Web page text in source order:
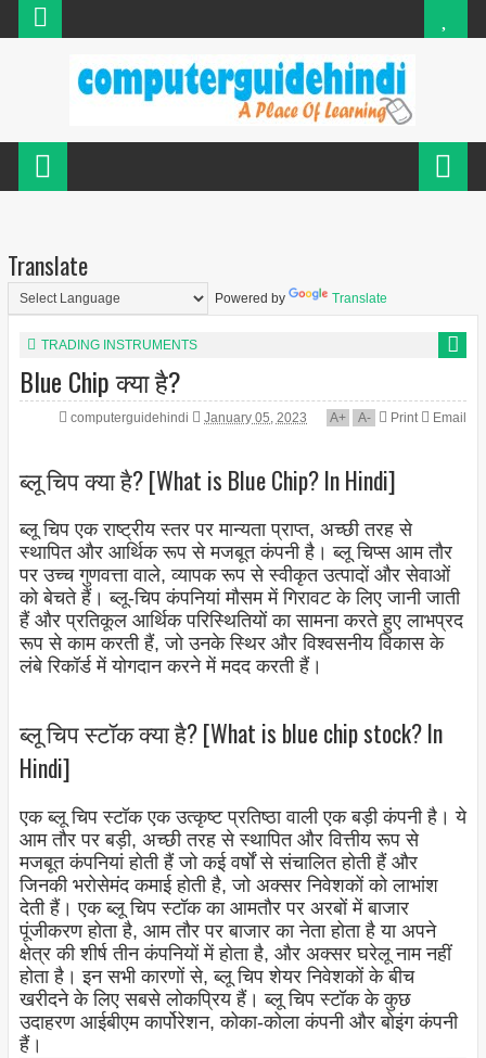
Translate
Powered by Translate
TRADING INSTRUMENTS
Blue Chip क्या है?
computerguidehindi January 05, 2023 A+ A- Print Email
ब्लू चिप क्या है? [What is Blue Chip? In Hindi]
ब्लू चिप एक राष्ट्रीय स्तर पर मान्यता प्राप्त, अच्छी तरह से
स्थापित और आर्थिक रूप से मजबूत कंपनी है। ब्लू चिप्स आम तौर
पर उच्च गुणवत्ता वाले, व्यापक रूप से स्वीकृत उत्पादों और सेवाओं
को बेचते हैं। ब्लू-चिप कंपनियां मौसम में गिरावट के लिए जानी जाती
हैं और प्रतिकूल आर्थिक परिस्थितियों का सामना करते हुए लाभप्रद
रूप से काम करती हैं, जो उनके स्थिर और विश्वसनीय विकास के
लंबे रिकॉर्ड में योगदान करने में मदद करती हैं।
ब्लू चिप स्टॉक क्या है? [What is blue chip stock? In
Hindi]
एक ब्लू चिप स्टॉक एक उत्कृष्ट प्रतिष्ठा वाली एक बड़ी कंपनी है। ये
आम तौर पर बड़ी, अच्छी तरह से स्थापित और वित्तीय रूप से
मजबूत कंपनियां होती हैं जो कई वर्षों से संचालित होती हैं और
जिनकी भरोसेमंद कमाई होती है, जो अक्सर निवेशकों को लाभांश
देती हैं। एक ब्लू चिप स्टॉक का आमतौर पर अरबों में बाजार
पूंजीकरण होता है, आम तौर पर बाजार का नेता होता है या अपने
क्षेत्र की शीर्ष तीन कंपनियों में होता है, और अक्सर घरेलू नाम नहीं
होता है। इन सभी कारणों से, ब्लू चिप शेयर निवेशकों के बीच
खरीदने के लिए सबसे लोकप्रिय हैं। ब्लू चिप स्टॉक के कुछ
उदाहरण आईबीएम कार्पोरेशन, कोका-कोला कंपनी और बोइंग कंपनी
हैं।